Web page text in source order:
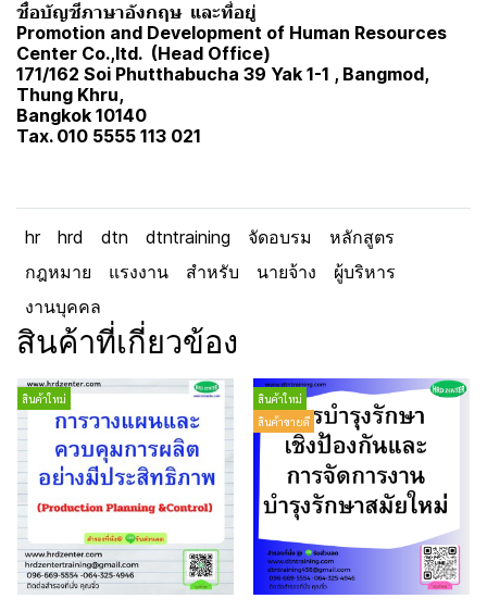
ชื่อบัญชีภาษาอังกฤษ และที่อยู่
Promotion and Development of Human Resources
Center Co.,ltd. (Head Office)
171/162 Soi Phutthabucha 39 Yak 1-1 , Bangmod,
Thung Khru,
Bangkok 10140
Tax. 010 5555 113 021
hr hrd dtn dtntraining จัดอบรม
หลักสูตร
กฎหมาย
แรงงาน สำหรับ นายจ้าง
ผู้บริหาร
งานบุคคล
สินค้าที่เกี่ยวข้อง
สินค้าใหม่
สินค้าใหม่
สินค้าขายดี